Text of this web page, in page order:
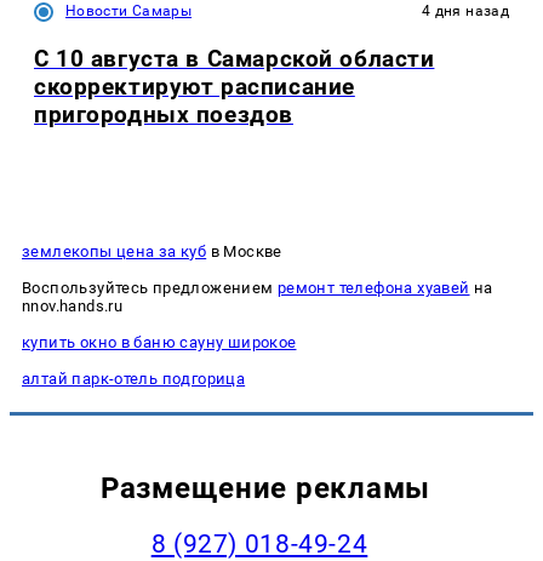
Новости Самары 4 дня назад
С 10 августа в Самарской области
скорректируют расписание
пригородных поездов
землекопы цена за куб в Москве
Воспользуйтесь предложением ремонт телефона хуавей на
nnov.hands.ru
купить окно в баню сауну широкое
алтай парк-отель подгорица
Размещение рекламы
8 (927) 018-49-24